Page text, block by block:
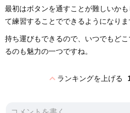
最初はボタンを通すことが難しいか
て練習することでできるようになりま
持ち運びもできるので、いつでもど
るのも魅力の一つですね。
expand_lessランキングを上げる